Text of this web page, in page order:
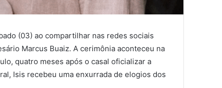
(03) ao compartilhar nas redes sociais
Marcus Buaiz. A cerimônia aconteceu na
quatro meses após o casal oficializar a
Isis recebeu uma enxurrada de elogios dos